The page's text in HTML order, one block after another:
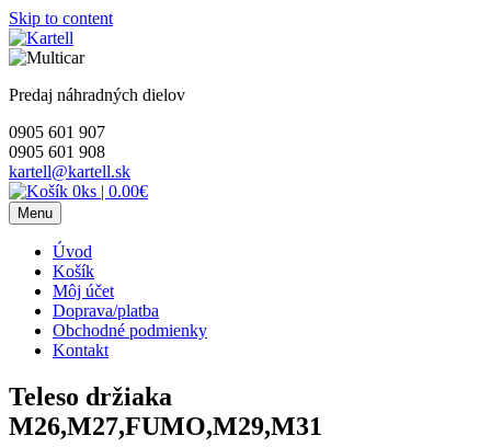
Skip to content
Predaj náhradných dielov
0905 601 907
0905 601 908
kartell@kartell.sk
0ks | 0.00€
Menu
Úvod
Košík
Môj účet
Doprava/platba
Obchodné podmienky
Kontakt
Teleso držiaka
M26,M27,FUMO,M29,M31